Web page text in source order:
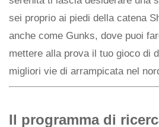
sei proprio ai piedi della catena
anche come Gunks, dove puoi
mettere alla prova il tuo gioco di
migliori vie di arrampicata nel
Il programma di